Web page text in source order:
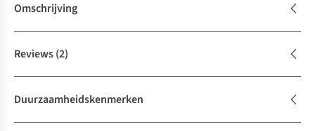
Omschrijving
Reviews(2)
Duurzaamheidskenmerken